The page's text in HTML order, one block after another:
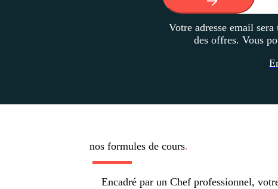
Votre adresse email
des offres. Vous
nos formules de cours.
Encadré par un Chef professionnel,